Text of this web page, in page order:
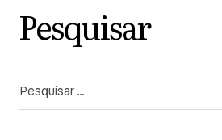
Pesquisar